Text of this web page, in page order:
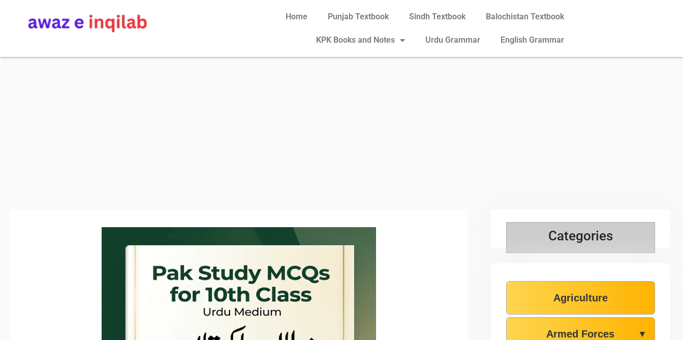
Home Punjab Textbook Sindh Textbook Balochistan Textbook
KPK Books and Notes Urdu Grammar English Grammar
Categories
Agriculture
Armed Forces ▼